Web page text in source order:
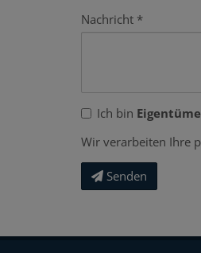
Nachricht
Ich bin
Wir verarbeiten Ihre
Senden